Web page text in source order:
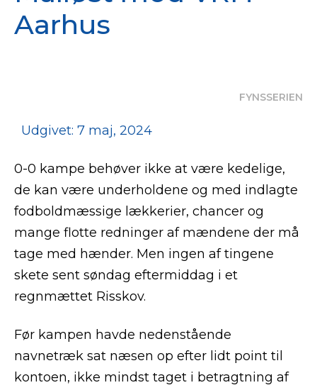
Aarhus
FYNSSERIEN
Udgivet: 7 maj, 2024
0-0 kampe behøver ikke at være kedelige,
de kan være underholdene og med indlagte
fodboldmæssige lækkerier, chancer og
mange flotte redninger af mændene der må
tage med hænder. Men ingen af tingene
skete sent søndag eftermiddag i et
regnmættet Risskov.
Før kampen havde nedenstående
navnetræk sat næsen op efter lidt point til
kontoen, ikke mindst taget i betragtning af